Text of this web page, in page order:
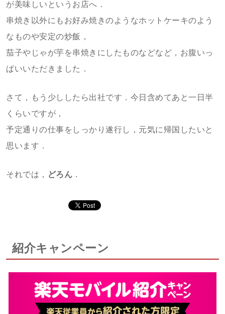
が美味しいというお店へ．
串焼き以外にもお好み焼きのようなホットケーキのよう
なものや安定の炒飯，
茄子やじゃが芋を串焼きにしたものなどなど，お腹いっ
ぱいいただきました．
さて，もう少ししたら出社です．今日含めてあと一日半
くらいですが，
予定通りの仕事をしっかり遂行し，元気に帰国したいと
思います．
それでは， どろん ．
紹介キャンペーン